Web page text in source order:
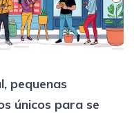
pequenas
únicos para se